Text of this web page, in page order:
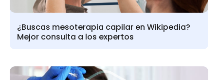
¿Buscas mesoterapia capilar en Wikipedia?
Mejor consulta a los expertos